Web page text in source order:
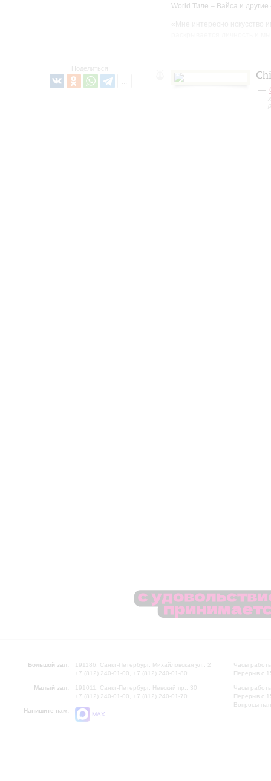
Поделиться:
World Тиле – Вайса и
Большой зал:
191186, Санкт-Петербург, Михайловская ул., 2
+7 (812) 240-01-00, +7 (812) 240-01-80
Малый зал:
191011, Санкт-Петербург, Невский пр., 30
+7 (812) 240-01-00, +7 (812) 240-01-70
Напишите нам:
MAX
Часы
Перерыв с
Часы
Перерыв с
Вопросы